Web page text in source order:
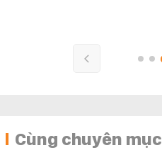
Cùng chuyên mục